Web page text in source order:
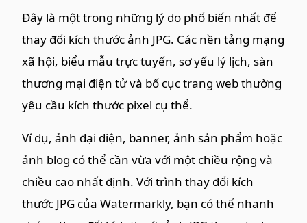
Đây là một trong những lý do phổ biến nhất để
thay đổi kích thước ảnh JPG. Các nền tảng mạng
xã hội, biểu mẫu trực tuyến, sơ yếu lý lịch, sàn
thương mại điện tử và bố cục trang web thường
yêu cầu kích thước pixel cụ thể.
Ví dụ, ảnh đại diện, banner, ảnh sản phẩm hoặc
ảnh blog có thể cần vừa với một chiều rộng và
chiều cao nhất định. Với trình thay đổi kích
thước JPG của Watermarkly, bạn có thể nhanh